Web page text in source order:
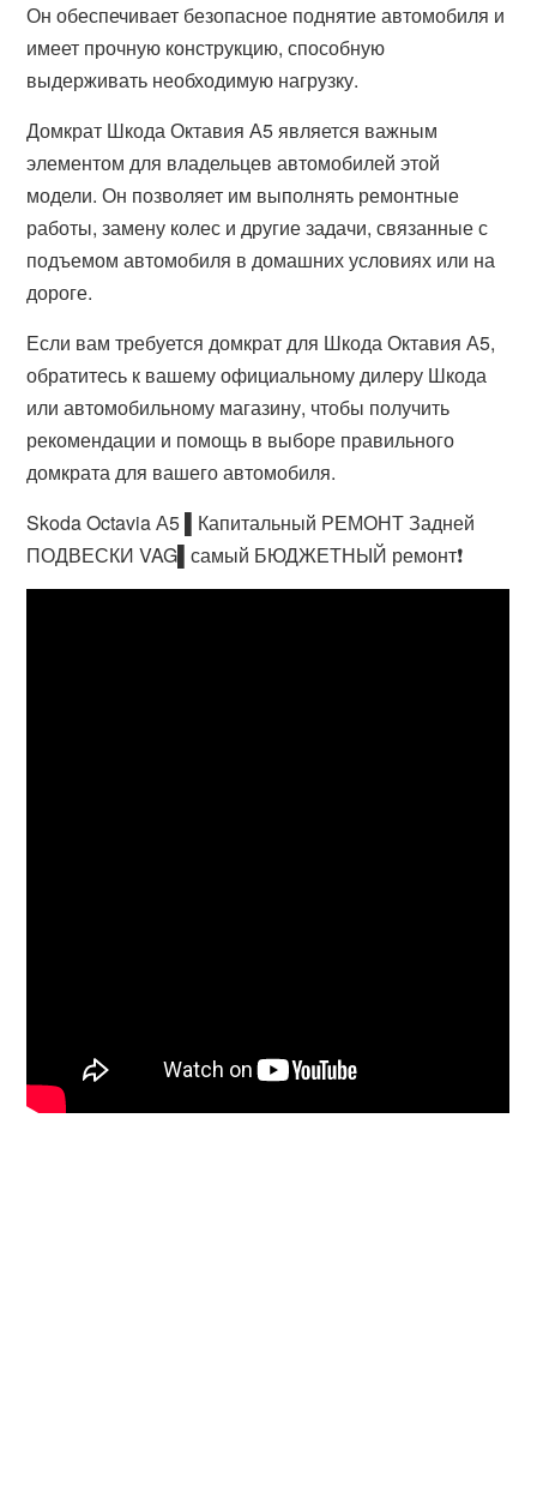
Он обеспечивает безопасное поднятие автомобиля и
имеет прочную конструкцию, способную
выдерживать необходимую нагрузку.
Домкрат Шкода Октавия А5 является важным
элементом для владельцев автомобилей этой
модели. Он позволяет им выполнять ремонтные
работы, замену колес и другие задачи, связанные с
подъемом автомобиля в домашних условиях или на
дороге.
Если вам требуется домкрат для Шкода Октавия А5,
обратитесь к вашему официальному дилеру Шкода
или автомобильному магазину, чтобы получить
рекомендации и помощь в выборе правильного
домкрата для вашего автомобиля.
Skoda Octavia А5 ▌Капитальный РЕМОНТ Задней
ПОДВЕСКИ VAG▌самый БЮДЖЕТНЫЙ ремонт❗